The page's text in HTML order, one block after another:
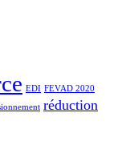
EDI FEVAD 2020
réduction